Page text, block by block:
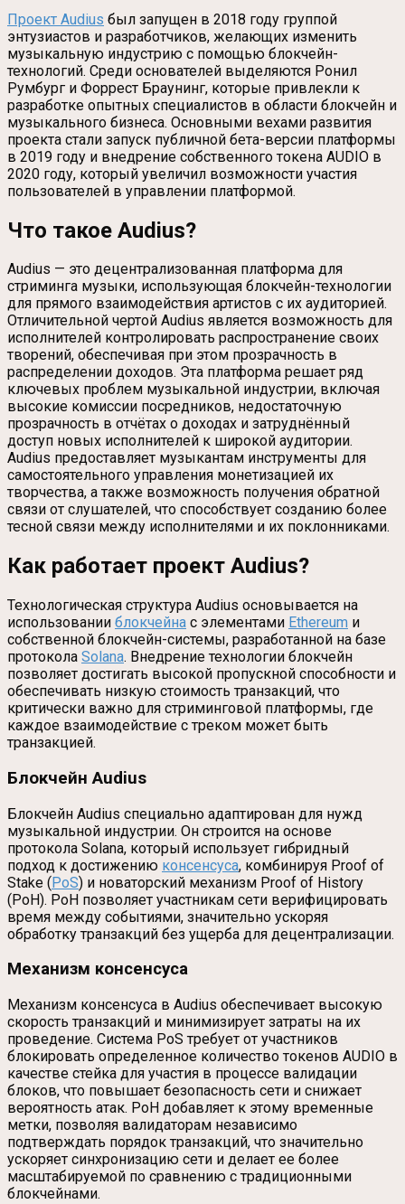
Проект Audius был запущен в 2018 году группой
энтузиастов и разработчиков, желающих изменить
музыкальную индустрию с помощью блокчейн-
технологий. Среди основателей выделяются Ронил
Румбург и Форрест Браунинг, которые привлекли к
разработке опытных специалистов в области блокчейн и
музыкального бизнеса. Основными вехами развития
проекта стали запуск публичной бета-версии платформы
в 2019 году и внедрение собственного токена AUDIO в
2020 году, который увеличил возможности участия
пользователей в управлении платформой.
Что такое Audius?
Audius — это децентрализованная платформа для
стриминга музыки, использующая блокчейн-технологии
для прямого взаимодействия артистов с их аудиторией.
Отличительной чертой Audius является возможность для
исполнителей контролировать распространение своих
творений, обеспечивая при этом прозрачность в
распределении доходов. Эта платформа решает ряд
ключевых проблем музыкальной индустрии, включая
высокие комиссии посредников, недостаточную
прозрачность в отчётах о доходах и затруднённый
доступ новых исполнителей к широкой аудитории.
Audius предоставляет музыкантам инструменты для
самостоятельного управления монетизацией их
творчества, а также возможность получения обратной
связи от слушателей, что способствует созданию более
тесной связи между исполнителями и их поклонниками.
Как работает проект Audius?
Технологическая структура Audius основывается на
использовании блокчейна с элементами Ethereum и
собственной блокчейн-системы, разработанной на базе
протокола Solana. Внедрение технологии блокчейн
позволяет достигать высокой пропускной способности и
обеспечивать низкую стоимость транзакций, что
критически важно для стриминговой платформы, где
каждое взаимодействие с треком может быть
транзакцией.
Блокчейн Audius
Блокчейн Audius специально адаптирован для нужд
музыкальной индустрии. Он строится на основе
протокола Solana, который использует гибридный
подход к достижению консенсуса, комбинируя Proof of
Stake (PoS) и новаторский механизм Proof of History
(PoH). PoH позволяет участникам сети верифицировать
время между событиями, значительно ускоряя
обработку транзакций без ущерба для децентрализации.
Механизм консенсуса
Механизм консенсуса в Audius обеспечивает высокую
скорость транзакций и минимизирует затраты на их
проведение. Система PoS требует от участников
блокировать определенное количество токенов AUDIO в
качестве стейка для участия в процессе валидации
блоков, что повышает безопасность сети и снижает
вероятность атак. PoH добавляет к этому временные
метки, позволяя валидаторам независимо
подтверждать порядок транзакций, что значительно
ускоряет синхронизацию сети и делает ее более
масштабируемой по сравнению с традиционными
блокчейнами.